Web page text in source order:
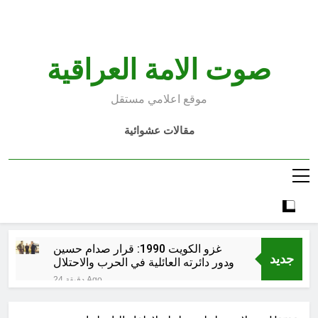
صوت الامة العراقية
موقع اعلامي مستقل
مقالات عشوائية
جديد
غزو الكويت 1990: قرار صدام حسين
ودور دائرته العائلية في الحرب والاحتلال
وعمليات النهب
24 دقيقة Ago